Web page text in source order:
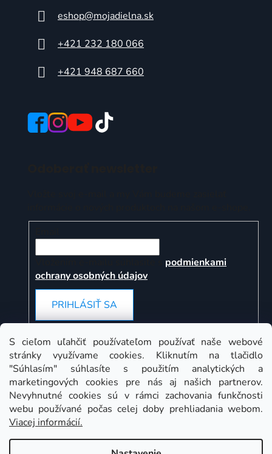
S cieľom uľahčiť používateľom používať naše webové
stránky využívame cookies. Kliknutím na tlačidlo
"Súhlasím" súhlasíte s použitím analytických a
marketingových cookies pre nás aj našich partnerov.
Nevyhnutné cookies sú v rámci zachovania funkčnosti
webu používané počas celej doby prehliadania webom.
Viacej informácií.
eshop@mojadielna.sk
+421 232 180 066
+421 948 687 660
podmienkami
ochrany osobných údajov
PRIHLÁSIŤ SA
Instagram